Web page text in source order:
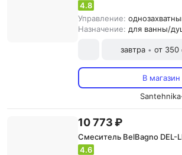
4.8
Управление:
Назначение: для ванны/
завтра • от 350
В магазин
10 773 ₽
Смеситель BelBagno DEL-
4.6